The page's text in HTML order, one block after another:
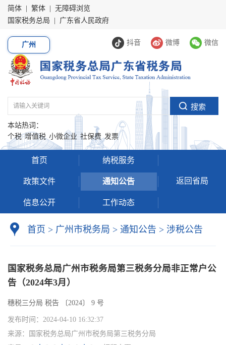
简体 繁体
无障碍浏览
国家税务总局
广东省人民政府
抖音 微博 微信
广州
本站热词：
个税 增值税 小微企业 社保费 发票
首页 纳税服务
政策文件 通知公告
信息公开 工作动态
返回省局
首页 > 广州市税务局 > 通知公告 > 涉税公告
国家税务总局广州市税务局第三税务分局非正常户公
告（2024年3月）
穗税三分局 税告 〔2024〕 9 号
发布时间： 2024-04-10 16:32:37
来源：
国家税务总局广州市税务局第三税务分局